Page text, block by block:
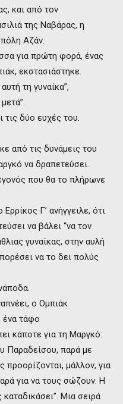
και από τον
της Ναβάρας, η
Αζάν.
για πρώτη φορά, ένας
εκστασιάστηκε.
τη γυναίκα”,
τις δύο ευχές του.
από τις δυνάμεις του
να δραπετεύσει.
που θα το πλήρωνε
Γ’ ανήγγειλε, ότι
να βάλει “να τον
γυναίκας, στην αυλή
να το δει πολύς
ο Ομπιάκ
ένα τάφο
κάποτε για τη Μαργκό:
Παραδείσου, παρά με
προορίζονται, μάλλον, για
για να τους σώζουν. Η
Μια σειρά